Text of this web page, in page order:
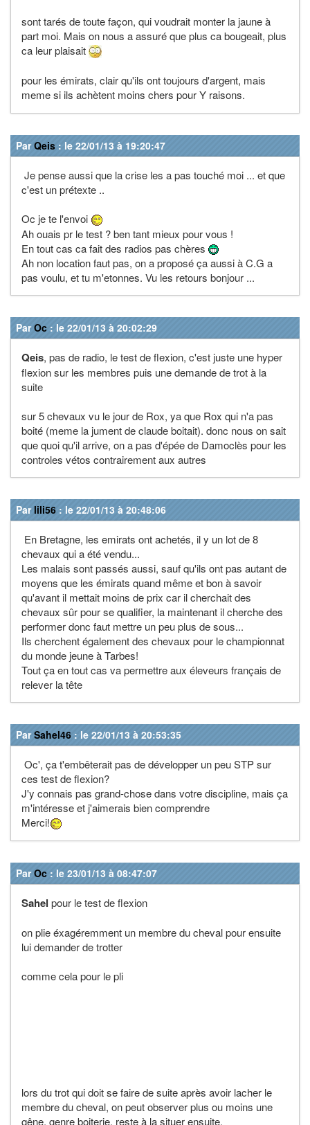
sont tarés de toute façon, qui voudrait monter la jaune à
part moi. Mais on nous a assuré que plus ca bougeait, plus
ca leur plaisait
pour les émirats, clair qu'ils ont toujours d'argent, mais
meme si ils achètent moins chers pour Y raisons.
ParQeis : le 22/01/13 à 19:20:47
Je pense aussi que la crise les a pas touché moi ... et que
c'est un prétexte ..
Oc je te l'envoi
Ah ouais pr le test ? ben tant mieux pour vous !
En tout cas ca fait des radios pas chères
Ah non location faut pas, on a proposé ça aussi à C.G a
pas voulu, et tu m'etonnes. Vu les retours bonjour ...
ParOc : le 22/01/13 à 20:02:29
Qeis, pas de radio, le test de flexion, c'est juste une hyper
flexion sur les membres puis une demande de trot à la
suite
sur 5 chevaux vu le jour de Rox, ya que Rox qui n'a pas
boité (meme la jument de claude boitait). donc nous on sait
que quoi qu'il arrive, on a pas d'épée de Damoclès pour les
controles vétos contrairement aux autres
Par lili56 : le 22/01/13 à 20:48:06
En Bretagne, les emirats ont achetés, il y un lot de 8
chevaux qui a été vendu...
Les malais sont passés aussi, sauf qu'ils ont pas autant de
moyens que les émirats quand même et bon à savoir
qu'avant il mettait moins de prix car il cherchait des
chevaux sûr pour se qualifier, la maintenant il cherche des
performer donc faut mettre un peu plus de sous...
Ils cherchent également des chevaux pour le championnat
du monde jeune à Tarbes!
Tout ça en tout cas va permettre aux éleveurs français de
relever la tête
ParSahel46 : le 22/01/13 à 20:53:35
Oc', ça t'embêterait pas de développer un peu STP sur
ces test de flexion?
J'y connais pas grand-chose dans votre discipline, mais ça
m'intéresse et j'aimerais bien comprendre
Merci!
ParOc : le 23/01/13 à 08:47:07
Sahel pour le test de flexion
on plie éxagéremment un membre du cheval pour ensuite
lui demander de trotter
comme cela pour le pli
lors du trot qui doit se faire de suite après avoir lacher le
membre du cheval, on peut observer plus ou moins une
gêne, genre boiterie. reste à la situer ensuite.